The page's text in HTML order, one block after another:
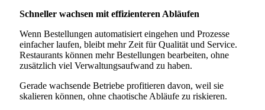
Schneller wachsen mit effizienteren Abläufen
Wenn Bestellungen automatisiert eingehen und Prozesse
einfacher laufen, bleibt mehr Zeit für Qualität und Service.
Restaurants können mehr Bestellungen bearbeiten, ohne
zusätzlich viel Verwaltungsaufwand zu haben.
Gerade wachsende Betriebe profitieren davon, weil sie
skalieren können, ohne chaotische Abläufe zu riskieren.